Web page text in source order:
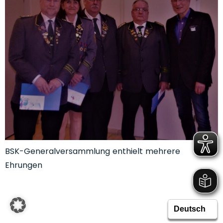
BSK-Generalversammlung enthielt mehrere
Ehrungen